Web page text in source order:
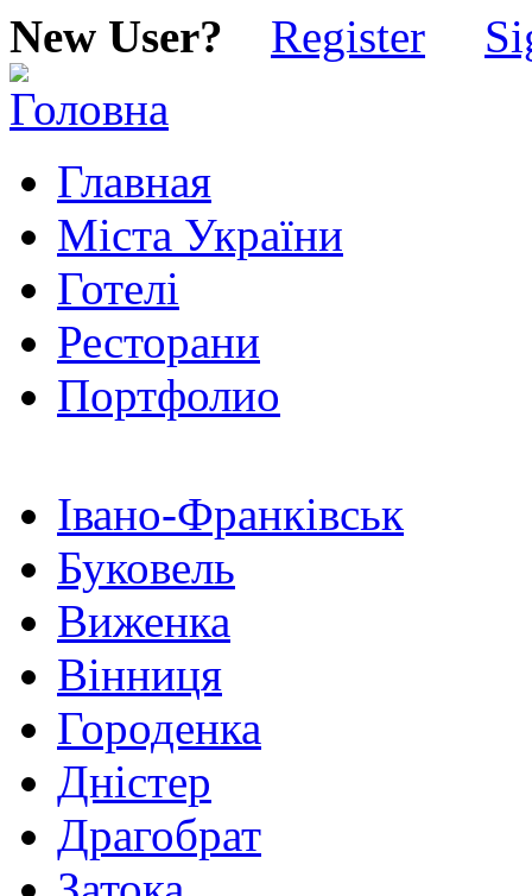
New User? Register
Главная
Міста України
Готелі
Ресторани
Портфолио
Івано-Франківськ
Буковель
Виженка
Вінниця
Городенка
Дністер
Драгобрат